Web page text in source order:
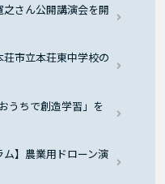
之さん公開講演会を開
市立本荘東中学校の
うちで創造学習」を
ム】農業用ドローン演